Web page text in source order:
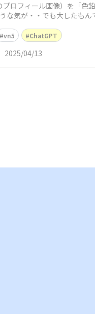
プロフィール画像）を
な気が・・でも大したも
vn5 ChatGPT
2025/04/13